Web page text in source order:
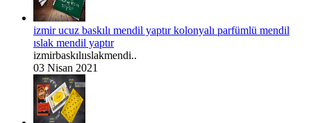
izmir ucuz baskılı mendil yaptır kolonyalı parfümlü mendil
ıslak mendil yaptır
izmirbaskılııslakmendi..
03 Nisan 2021